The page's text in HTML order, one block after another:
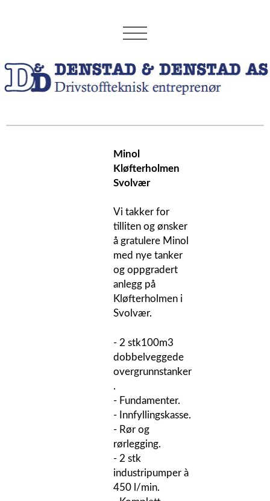
Minol
Kløfterholmen
Svolvær
Vi takker for
tilliten og ønsker
å gratulere Minol
med nye tanker
og oppgradert
anlegg på
Kløfterholmen i
Svolvær.
- 2 stk100m3
dobbelveggede
overgrunnstanker
.
- Fundamenter.
- Innfyllingskasse.
- Rør og
rørlegging.
- 2 stk
industripumper à
450 l/min.